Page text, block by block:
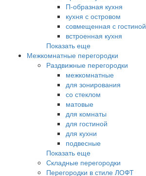
П-образная кухня
кухня с островом
совмещенная с гостиной
встроенная кухня
Показать еще
Межкомнатные перегородки
Раздвижные перегородки
межкомнатные
для зонирования
со стеклом
матовые
для комнаты
для гостиной
для кухни
подвесные
Показать еще
Складные перегородки
Перегородки в стиле ЛОФТ